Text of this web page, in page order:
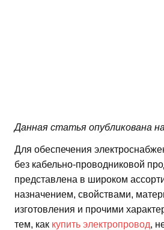
Данная статья опубликована
Для обеспечения
без кабельно-проводниковой
представлена в широком
назначением, свойствами,
изготовления и прочими
тем, как купить электропровод,